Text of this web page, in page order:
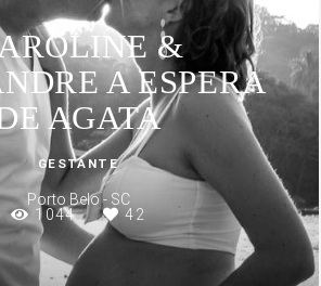
&
A ESPERA
AGATA
GESTANTE
Porto Belo - SC
1044
42